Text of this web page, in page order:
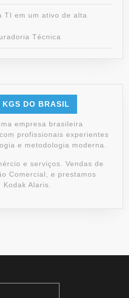
TI em um ativo de alta
Técnica
KGS DO BRASIL
empresa brasileira
profissionais experientes
e metodologia moderna.
e serviços. Vendas de
Comercial, e prestamos
Alaris.